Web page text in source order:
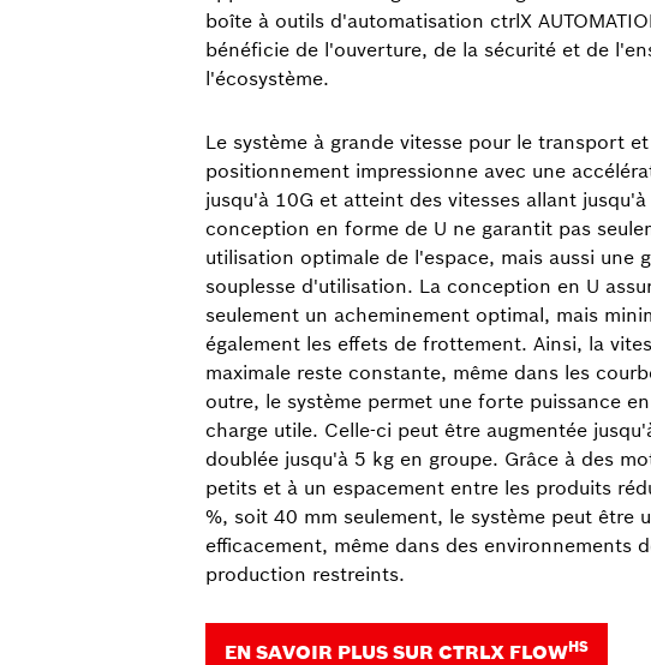
boîte à outils d'automatisation ctrlX
bénéficie de l'ouverture, de la sécurité et de
l'écosystème.
Le système à grande vitesse pour le transport
positionnement impressionne avec une
jusqu'à 10G et atteint des vitesses allant
conception en forme de U ne garantit pas
utilisation optimale de l'espace, mais aussi une
souplesse d'utilisation. La conception en U
seulement un acheminement optimal, mais
également les effets de frottement. Ainsi, la
maximale reste constante, même dans les
outre, le système permet une forte puissance
charge utile. Celle-ci peut être augmentée
doublée jusqu'à 5 kg en groupe. Grâce à des
petits et à un espacement entre les produits
%, soit 40 mm seulement, le système peut être
efficacement, même dans des environnements
production restreints.
EN SAVOIR PLUS SUR CTRLX FLOWHS